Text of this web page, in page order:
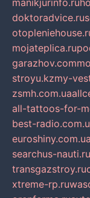
manikjurinfo.ru
doktoradvice.ru
mojateplica.ru
garazhov.com
stroyu.kzmy-
zsmh.com.ua
all-tattoos-for-
best-
euroshiny.com.ua
searchus-nauti.ru
transgazstroy.ru
xtreme-rp.ru